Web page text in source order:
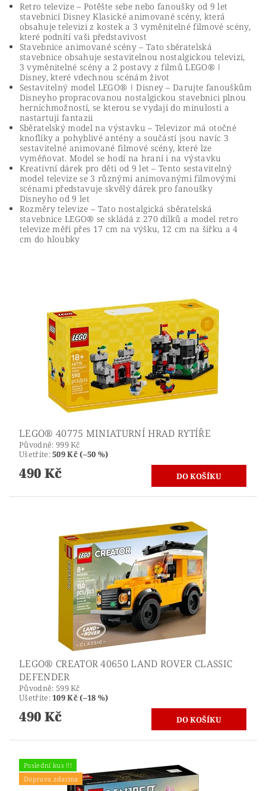
Retro televize – Potěšte sebe nebo fanoušky od 9 let
stavebnicí Disney Klasické animované scény, která
obsahuje televizi z kostek a 3 vyměnitelné filmové scény,
které podnítí vaši představivost
Stavebnice animované scény – Tato sběratelská
stavebnice obsahuje sestavitelnou nostalgickou televizi,
3 vyměnitelné scény a 2 postavy z filmů LEGO® ǀ
Disney, které vdechnou scénám život
Sestavitelný model LEGO® ǀ Disney – Darujte fanouškům
Disneyho propracovanou nostalgickou stavebnici plnou
herníchmožností, se kterou se vydají do minulosti a
nastartují fantazii
Sběratelský model na výstavku – Televizor má otočné
knoflíky a pohyblivé antény a součástí jsou navíc 3
sestavitelné animované filmové scény, které lze
vyměňovat. Model se hodí na hraní i na výstavku
Kreativní dárek pro děti od 9 let – Tento sestavitelný
model televize se 3 různými animovanými filmovými
scénami představuje skvělý dárek pro fanoušky
Disneyho od 9 let
Rozměry televize – Tato nostalgická sběratelská
stavebnice LEGO® se skládá z 270 dílků a model retro
televize měří přes 17 cm na výšku, 12 cm na šířku a 4
cm do hloubky
LEGO® 40775 MINIATURNÍ HRAD RYTÍŘE
Původně: 999 Kč
Ušetříte:509 Kč (–50 %)
490 Kč
LEGO® CREATOR 40650 LAND ROVER CLASSIC
DEFENDER
Původně: 599 Kč
Ušetříte:109 Kč (–18 %)
490 Kč
Poslední kus !!!
Doprava zdarma